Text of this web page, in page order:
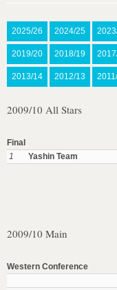
2025/26 2024/25
2019/20 2018/19
2013/14 2012/13
2009/10 All Stars
Final
1
Yashin Team
2009/10 Main
Western Conference